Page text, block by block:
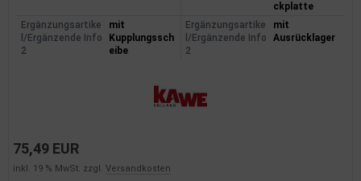
ckplatte
Ergänzungsartike
l/Ergänzende Info
2
mit
Kupplungssch
eibe
Ergänzungsartike
l/Ergänzende Info
2
mit
Ausrücklager
75,49 EUR
inkl. 19 % MwSt. zzgl. Versandkosten